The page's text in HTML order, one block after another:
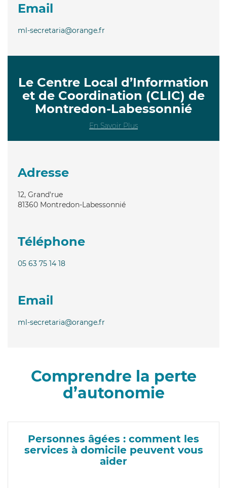
Email
ml-secretaria@orange.fr
Le Centre Local d’Information
et de Coordination (CLIC) de
Montredon-Labessonnié
En Savoir Plus
Adresse
12, Grand'rue
81360 Montredon-Labessonnié
Téléphone
05 63 75 14 18
Email
ml-secretaria@orange.fr
Comprendre la perte
d’autonomie
Personnes âgées : comment les
services à domicile peuvent vous
aider